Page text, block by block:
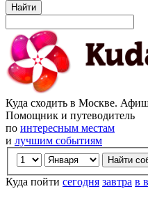
Найти
Куда сходить в Москве.
Помощник и путеводитель
по интересным местам
и лучшим событиям
Куда пойти сегодня завтра в